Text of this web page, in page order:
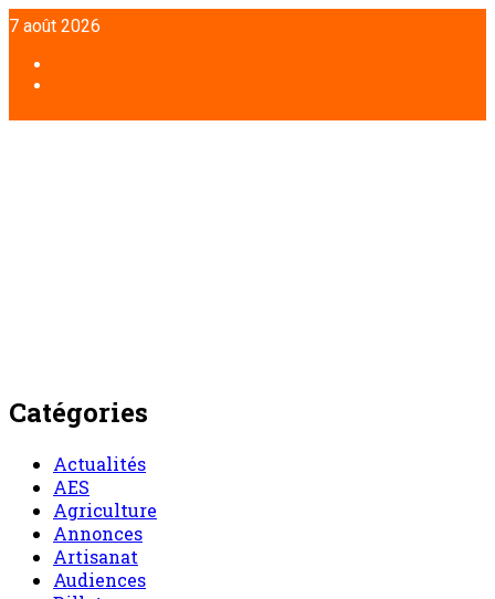
7 août 2026
Catégories
Actualités
AES
Agriculture
Annonces
Artisanat
Audiences